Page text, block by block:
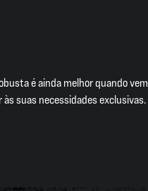
é ainda melhor quando vem
suas necessidades exclusivas.